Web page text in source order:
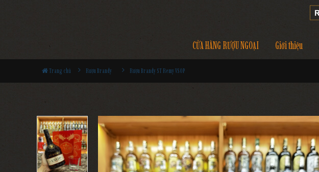
CỬA HÀNG RƯỢU NGOẠI Giới thiệu
Trang chủ Rượu Brandy Rượu Brandy ST Remy VSOP